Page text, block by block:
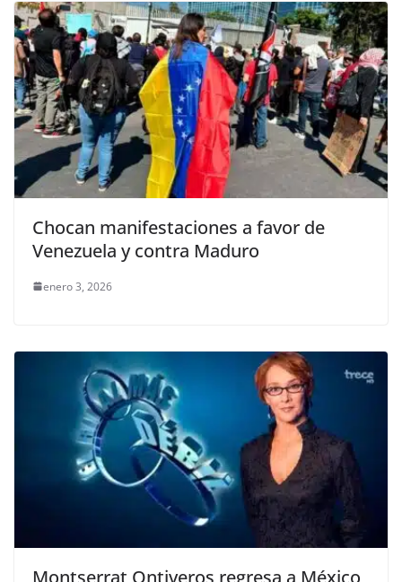
Chocan manifestaciones a favor de
Venezuela y contra Maduro
enero 3, 2026
Montserrat Ontiveros regresa a México